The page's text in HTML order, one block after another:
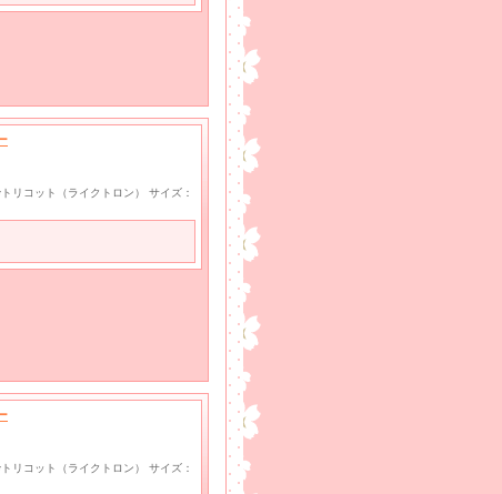
リコット（ライクトロン） サイズ：
リコット（ライクトロン） サイズ：